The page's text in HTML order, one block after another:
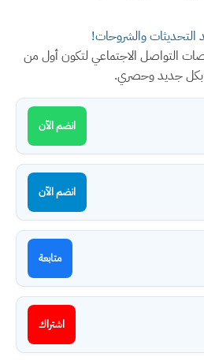
التحديثات والشروحات!
التواصل الاجتماعي لتكون أول من
جديد وحصري.
انضم الآن
انضم الآن
متابعة
اشتراك